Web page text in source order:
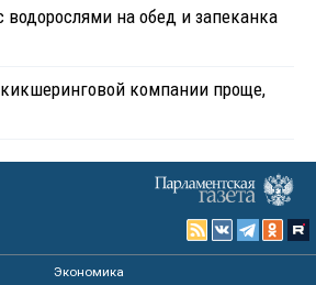
водорослями на обед и запеканка
компании проще,
Экономика